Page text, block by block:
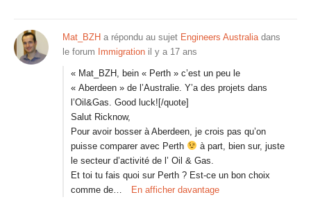
Mat_BZH a répondu au sujet Engineers Australiadans
le forum Immigration il y a 17 ans
« Mat_BZH, bein « Perth » c’est un peu le
« Aberdeen » de l’Australie. Y’a des projets dans
l’Oil&Gas. Good luck![/quote]
Salut Ricknow,
Pour avoir bosser à Aberdeen, je crois pas qu’on
puisse comparer avec Perth
à part, bien sur, juste
le secteur d’activité de l’ Oil & Gas.
Et toi tu fais quoi sur Perth ? Est-ce un bon choix
comme de…
En afficher davantage